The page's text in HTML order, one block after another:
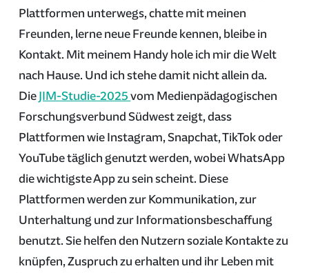
Plattformen unterwegs, chatte mit meinen
Freunden, lerne neue Freunde kennen, bleibe in
Kontakt. Mit meinem Handy hole ich mir die Welt
nach Hause. Und ich stehe damit nicht allein da.
Die JIM-Studie-2025vom Medienpädagogischen
Forschungsverbund Südwest zeigt, dass
Plattformen wie Instagram, Snapchat, TikTok oder
YouTube täglich genutzt werden, wobei WhatsApp
die wichtigste App zu sein scheint. Diese
Plattformen werden zur Kommunikation, zur
Unterhaltung und zur Informationsbeschaffung
benutzt. Sie helfen den Nutzern soziale Kontakte zu
knüpfen, Zuspruch zu erhalten und ihr Leben mit